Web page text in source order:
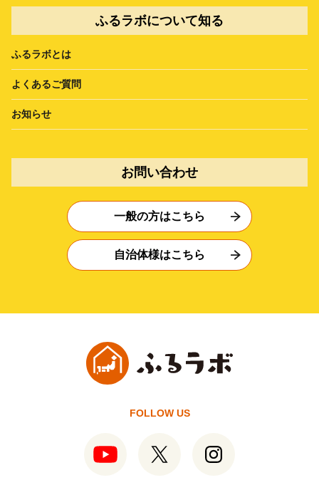
ふるラボについて知る
ふるラボとは
よくあるご質問
お知らせ
お問い合わせ
一般の方はこちら
自治体様はこちら
FOLLOW US